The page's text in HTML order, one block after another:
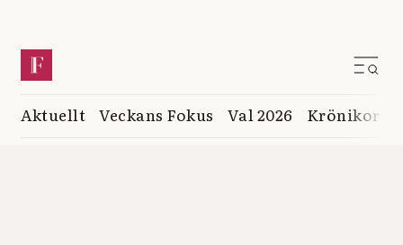
Aktuellt Veckans Fokus Val 2026 Krönikor